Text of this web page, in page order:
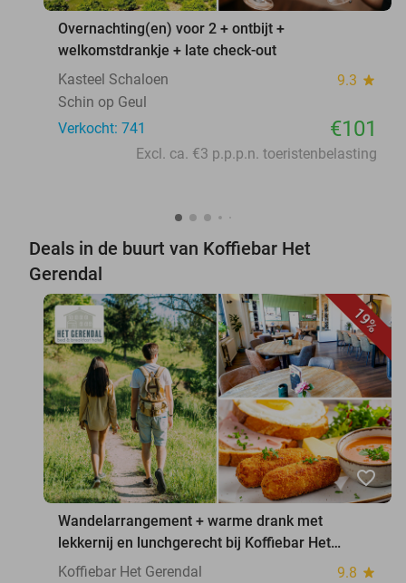
Overnachting(en) voor 2 + ontbijt +
welkomstdrankje + late check-out
Kasteel Schaloen
9.3 star
Schin op Geul
Verkocht: 741
€101
Excl. ca. €3 p.p.p.n. toeristenbelasting
Deals in de buurt van Koffiebar Het
Gerendal
19%
favorite_border
Wandelarrangement + warme drank met
lekkernij en lunchgerecht bij Koffiebar Het
Gerendal
Koffiebar Het Gerendal 9.8 star